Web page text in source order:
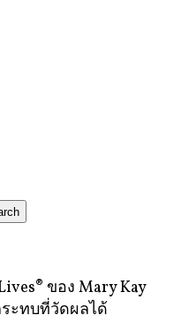
ของ Mary Kay
ะทบที่วัดผลได้